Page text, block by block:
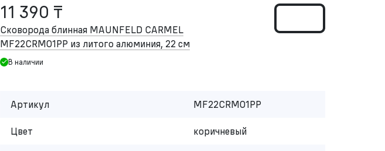
11 390 ₸
Сковорода блинная MAUNFELD CARMEL
MF22CRM01PP из литого алюминия, 22 см
В наличии
Артикул MF22CRM01PP
Цвет коричневый